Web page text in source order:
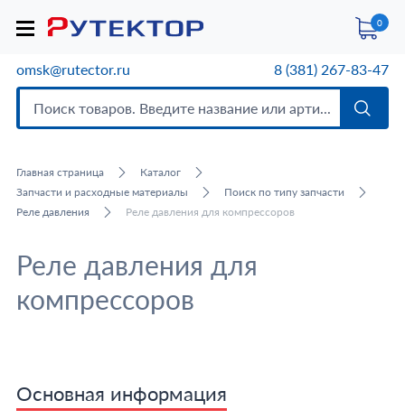
0
omsk@rutector.ru 8 (381) 267-83-47
Главная страница
Каталог
Запчасти и расходные материалы
Поиск по типу запчасти
Реле давления
Реле давления для компрессоров
Реле давления для
компрессоров
Основная информация